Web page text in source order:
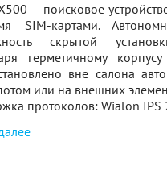
— поисковое
SIM-картами.
скрытой
герметичному
вне салона
или на внешних
протоколов: Wialon IPS